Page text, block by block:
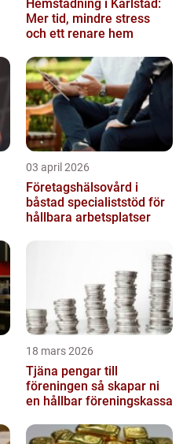
Hemstädning i Karlstad:
Mer tid, mindre stress
och ett renare hem
03 april 2026
Företagshälsovård i
båstad specialiststöd för
hållbara arbetsplatser
18 mars 2026
Tjäna pengar till
föreningen så skapar ni
en hållbar föreningskassa